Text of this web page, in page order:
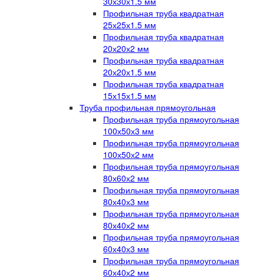
Профильная труба квадратная
25х25х1.5 мм
Профильная труба квадратная
20х20х2 мм
Профильная труба квадратная
20х20х1.5 мм
Профильная труба квадратная
15х15х1.5 мм
Труба профильная прямоугольная
Профильная труба прямоугольная
100х50х3 мм
Профильная труба прямоугольная
100х50х2 мм
Профильная труба прямоугольная
80х60х2 мм
Профильная труба прямоугольная
80х40х3 мм
Профильная труба прямоугольная
80х40х2 мм
Профильная труба прямоугольная
60х40х3 мм
Профильная труба прямоугольная
60х40х2 мм